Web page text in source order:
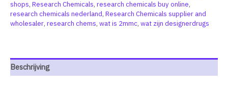
shops, Research Chemicals, research chemicals buy online,
research chemicals nederland, Research Chemicals supplier and
wholesaler, research chems, wat is 2mmc, wat zijn designerdrugs
Beschrijving